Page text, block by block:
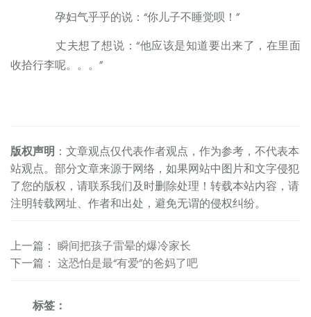
孕妇气乎乎的说：“你儿子不睡觉呗！”
丈夫想了想说：“他应该是知道要出来了，在里面
收拾行李呢。。。”
版权声明 ：文章观点仅代表作者观点，作为参考，不代表本
站观点。部分文章来源于网络，如果网站中图片和文字侵犯
了您的版权，请联系我们及时删除处理！转载本站内容，请
注明转载网址、作者和出处，避免无谓的侵权纠纷。
上一篇 ： 瞬间把孩子雷晕的爆冷家长
下一篇 ： 这恐怕是最“有爱”的爸妈了吧
标签：